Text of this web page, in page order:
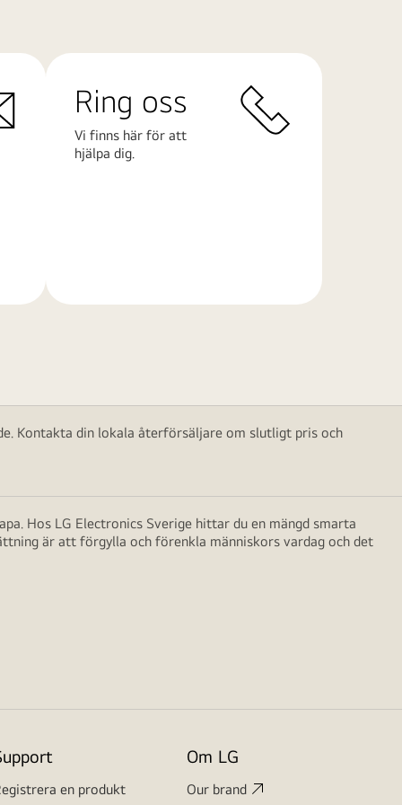
Ring oss
Vi finns här för att
hjälpa dig.
Kontakta din lokala återförsäljare om slutligt pris och
Hos LG Electronics Sverige hittar du en mängd smarta
är att förgylla och förenkla människors vardag och det
en produkt
Om LG
Our brand